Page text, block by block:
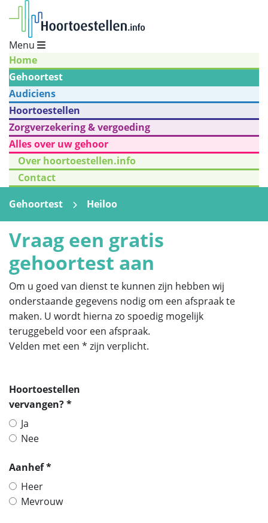
Menu
Home
Gehoortest
Audiciens
Hoortoestellen
Zorgverzekering & vergoeding
Alles over uw gehoor
Over hoortoestellen.info
Contact
Gehoortest
Heiloo
Vraag een gratis
gehoortest aan
Om u goed van dienst te kunnen zijn hebben wij
onderstaande gegevens nodig om een afspraak te
maken. U wordt hierna zo spoedig mogelijk
teruggebeld voor een afspraak.
Velden met een * zijn verplicht.
Hoortoestellen
vervangen? *
Ja
Nee
Aanhef *
Heer
Mevrouw